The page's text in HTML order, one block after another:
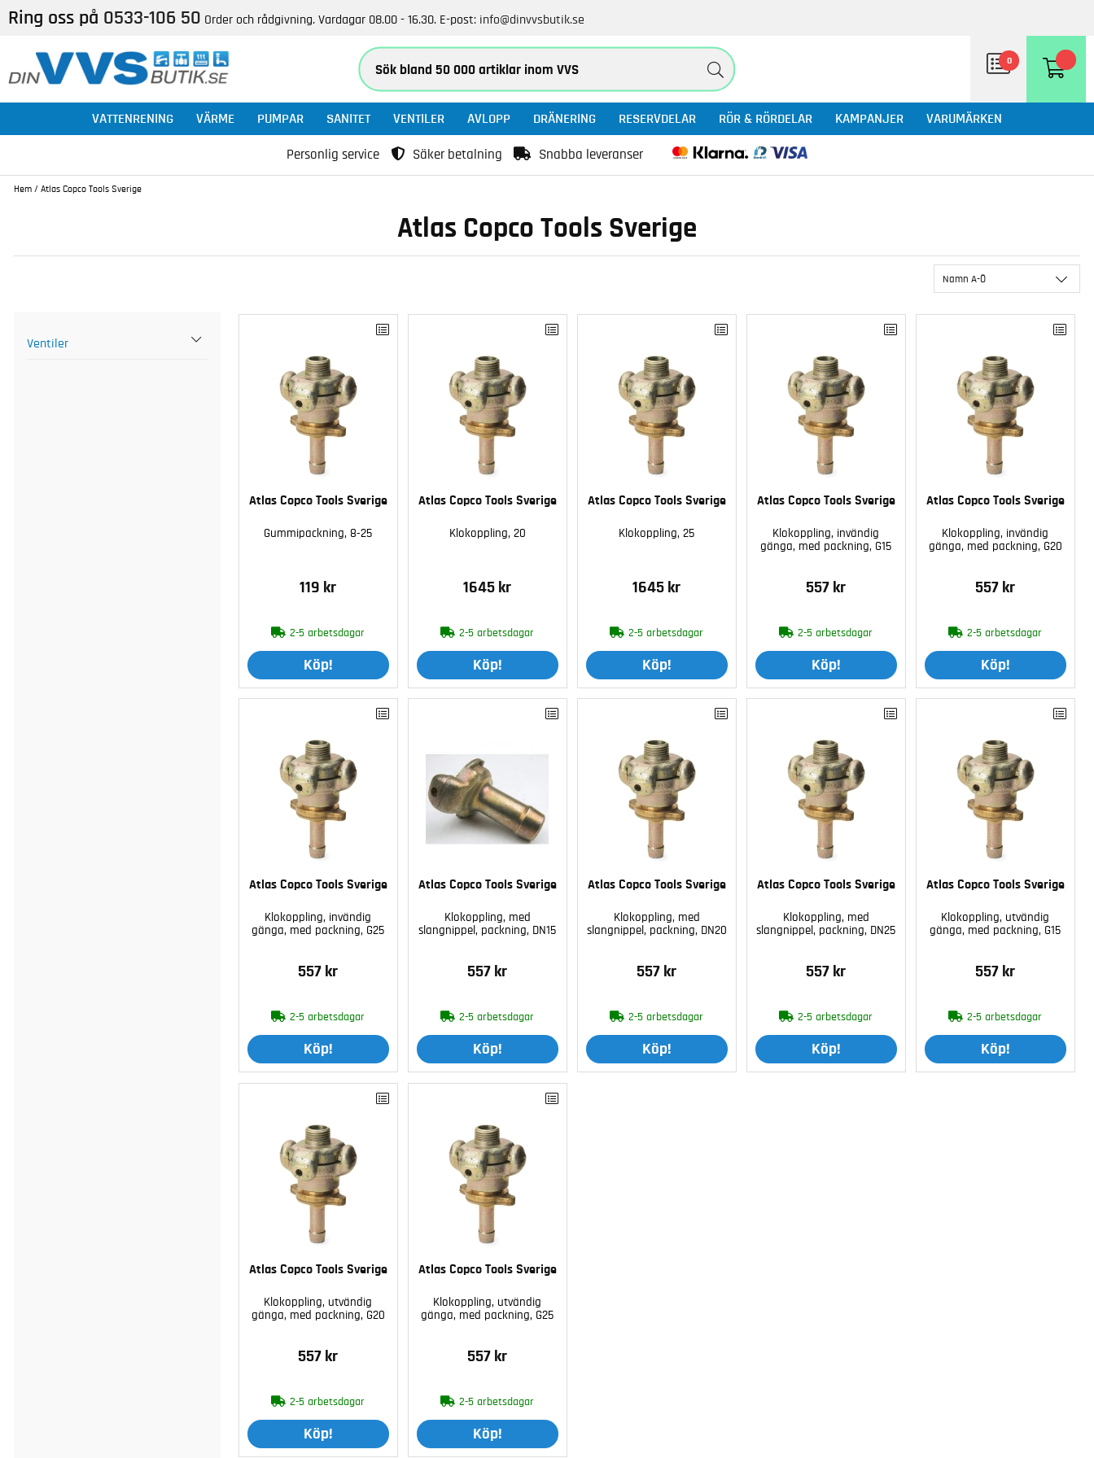
Ring oss på 0533-106 50 Order och rådgivning. Vardagar 08.00 - 16.30. E-post: info@dinvvsbutik.se
0
VATTENRENING VÄRME PUMPAR SANITET VENTILER AVLOPP DRÄNERING RESERVDELAR RÖR & RÖRDELAR KAMPANJER VARUMÄRKEN
Personlig service Säker betalning Snabba leveranser
Hem / Atlas Copco Tools Sverige
Atlas Copco Tools Sverige
Namn A-Ö
Ventiler
Atlas Copco Tools Sverige
Gummipackning, 8-25
119 kr
2-5 arbetsdagar
Köp!
Atlas Copco Tools Sverige
Klokoppling, 20
1645 kr
2-5 arbetsdagar
Köp!
Atlas Copco Tools Sverige
Klokoppling, 25
1645 kr
2-5 arbetsdagar
Köp!
Atlas Copco Tools Sverige
Klokoppling, invändig
gänga, med packning, G15
557 kr
2-5 arbetsdagar
Köp!
Atlas Copco Tools Sverige
Klokoppling, invändig
gänga, med packning, G20
557 kr
2-5 arbetsdagar
Köp!
Atlas Copco Tools Sverige
Klokoppling, invändig
gänga, med packning, G25
557 kr
2-5 arbetsdagar
Köp!
Atlas Copco Tools Sverige
Klokoppling, med
slangnippel, packning, DN15
557 kr
2-5 arbetsdagar
Köp!
Atlas Copco Tools Sverige
Klokoppling, med
slangnippel, packning, DN20
557 kr
2-5 arbetsdagar
Köp!
Atlas Copco Tools Sverige
Klokoppling, med
slangnippel, packning, DN25
557 kr
2-5 arbetsdagar
Köp!
Atlas Copco Tools Sverige
Klokoppling, utvändig
gänga, med packning, G15
557 kr
2-5 arbetsdagar
Köp!
Atlas Copco Tools Sverige
Klokoppling, utvändig
gänga, med packning, G20
557 kr
2-5 arbetsdagar
Köp!
Atlas Copco Tools Sverige
Klokoppling, utvändig
gänga, med packning, G25
557 kr
2-5 arbetsdagar
Köp!